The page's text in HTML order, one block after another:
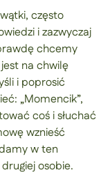
często
i zazwyczaj
chcemy
na chwilę
i poprosić
„Momencik”,
coś i słuchać
wznieść
w ten
osobie.